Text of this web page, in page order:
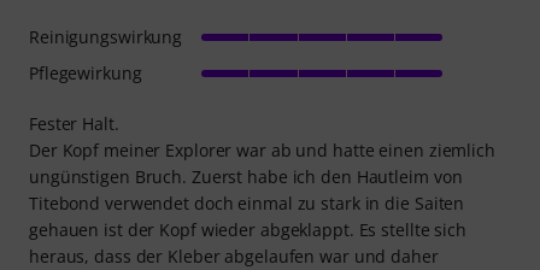
Fester Halt.
Der Kopf meiner Explorer war ab und hatte einen ziemlich
ungünstigen Bruch. Zuerst habe ich den Hautleim von
Titebond verwendet doch einmal zu stark in die Saiten
gehauen ist der Kopf wieder abgeklappt. Es stellte sich
heraus, dass der Kleber abgelaufen war und daher
Reinigungswirkung
Pflegewirkung